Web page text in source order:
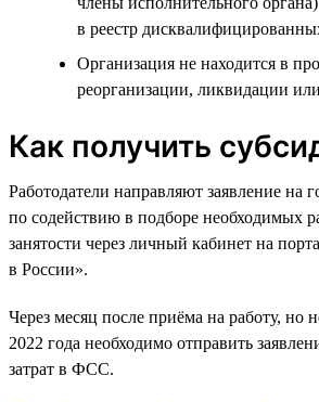
в реестр
Организация не находится в
реорганизации, ликвидации
Как получить
Работодатели направляют заявление на
по содействию в подборе необходимых
занятости через личный кабинет на
в России».
Через месяц после приёма на работу, но
2022 года необходимо отправить
затрат в ФСС.